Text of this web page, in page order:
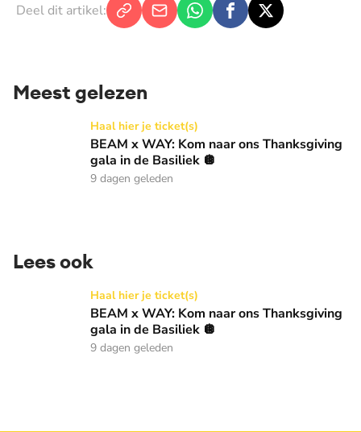
Deel dit artikel:
Meest gelezen
BEAM x WAY: Kom naar ons Thanksgiving gala in de
Haal hier je ticket(s)
BEAM x WAY: Kom naar ons Thanksgiving
gala in de Basiliek 🪩
9 dagen geleden
Lees ook
BEAM x WAY: Kom naar ons Thanksgiving gala in de
Haal hier je ticket(s)
BEAM x WAY: Kom naar ons Thanksgiving
gala in de Basiliek 🪩
9 dagen geleden